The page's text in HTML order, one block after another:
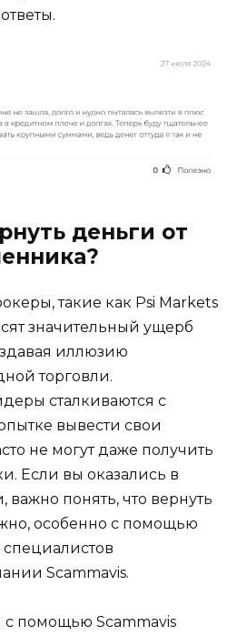
деньги от
такие как Psi Markets
значительный ущерб
иллюзию
торговли.
сталкиваются с
вывести свои
не могут даже получить
Если вы оказались в
понять, что вернуть
особенно с помощью
Scammavis.
с помощью Scammavis